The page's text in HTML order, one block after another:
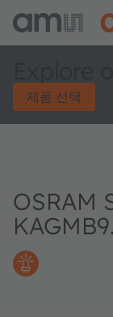
제품 선택
OSRAM